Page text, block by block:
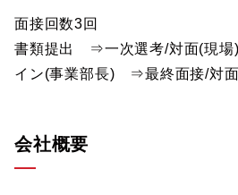
面接回数3回
書類提出 ⇒一次選考/対面(現
イン(事業部長) ⇒最終面接/対
会社概要